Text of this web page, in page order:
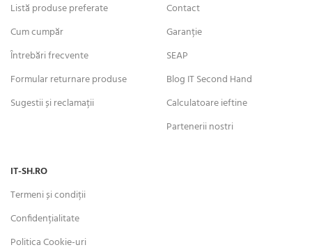
Listă produse preferate
Cum cumpăr
Întrebări frecvente
Formular returnare produse
Sugestii și reclamații
Contact
Garanție
SEAP
Blog IT Second Hand
Calculatoare ieftine
Partenerii nostri
IT-SH.RO
Termeni și condiții
Confidențialitate
Politica Cookie-uri